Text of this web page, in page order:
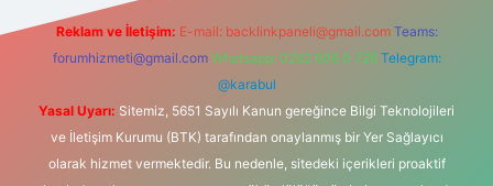
Reklam ve İletişim: E-mail: backlinkpaneli@gmail.com Teams:
forumhizmeti@gmail.com Whatsapp: 0262 606 0 726 Telegram:
@karabul
Yasal Uyarı: Sitemiz, 5651 Sayılı Kanun gereğince Bilgi Teknolojileri
ve İletişim Kurumu (BTK) tarafından onaylanmış bir Yer Sağlayıcı
olarak hizmet vermektedir. Bu nedenle, sitedeki içerikleri proaktif